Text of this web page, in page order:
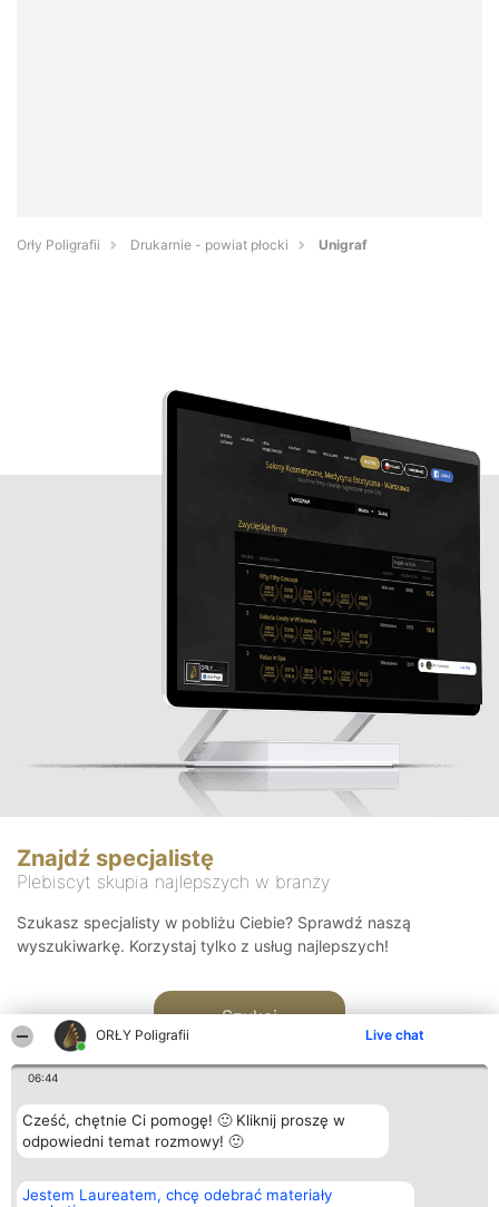
ORŁY Poligrafii Live chat
06:44
Cześć, chętnie Ci pomogę! 🙂 Kliknij proszę w
odpowiedni temat rozmowy! 🙂
Jestem Laureatem, chcę odebrać materiały
Orły Poligrafii Drukarnie - powiat płocki Unigraf
Znajdź specjalistę
Plebiscyt skupia najlepszych w branży
Szukasz specjalisty w pobliżu Ciebie? Sprawdź naszą
wyszukiwarkę. Korzystaj tylko z usług najlepszych!
Szukaj
Organizator plebiscytu
Bright Side Solutions sp. z o.
Plebiscyt
Laureaci
Kontakt
Kontakt